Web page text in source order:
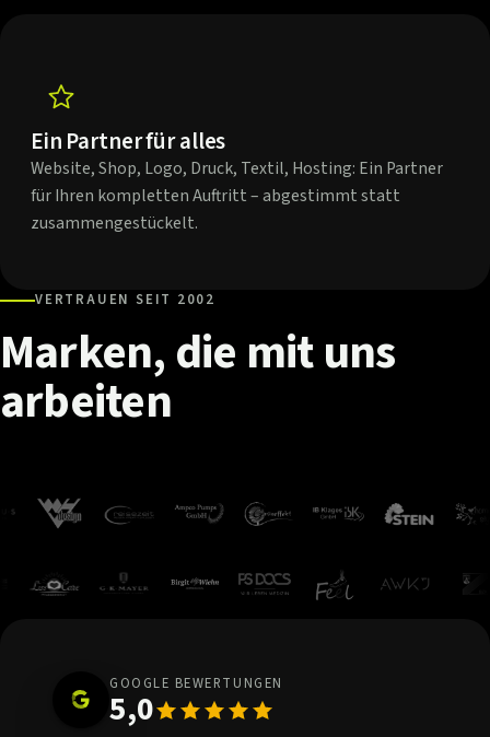
Ein Partner für alles
Website, Shop, Logo, Druck, Textil, Hosting: Ein Partner
für Ihren kompletten Auftritt – abgestimmt statt
zusammengestückelt.
VERTRAUEN SEIT 2002
Marken,die mituns
arbeiten
GOOGLE BEWERTUNGEN
5,0